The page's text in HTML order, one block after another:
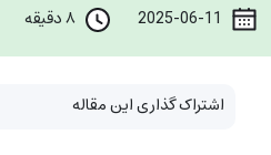
2025-06-11 ۸ دقیقه
اشتراک گذاری این مقاله